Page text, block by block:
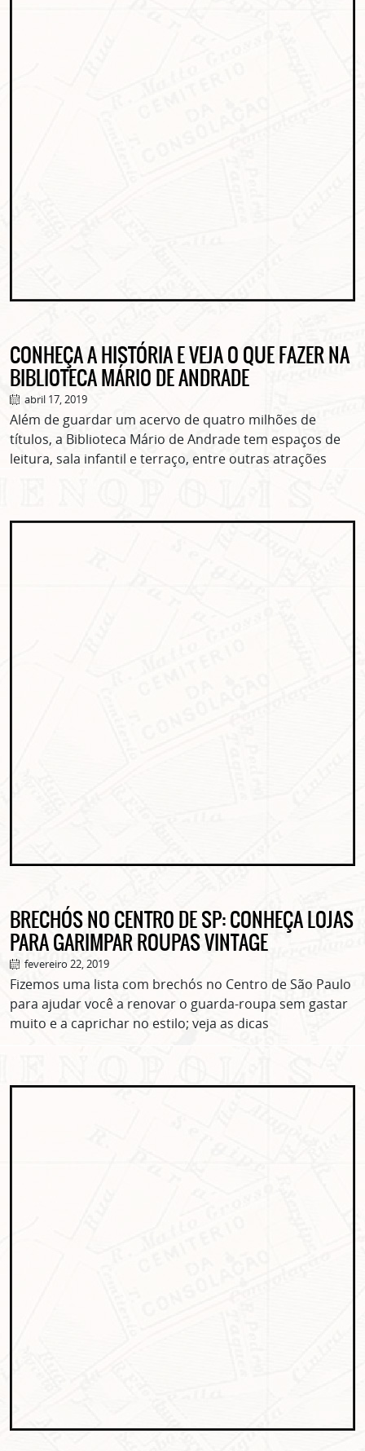
CONHEÇA A HISTÓRIA E VEJA O QUE FAZER NA
BIBLIOTECA MÁRIO DE ANDRADE
abril 17, 2019
Além de guardar um acervo de quatro milhões de
títulos, a Biblioteca Mário de Andrade tem espaços de
leitura, sala infantil e terraço, entre outras atrações
BRECHÓS NO CENTRO DE SP: CONHEÇA LOJAS
PARA GARIMPAR ROUPAS VINTAGE
fevereiro 22, 2019
Fizemos uma lista com brechós no Centro de São Paulo
para ajudar você a renovar o guarda-roupa sem gastar
muito e a caprichar no estilo; veja as dicas